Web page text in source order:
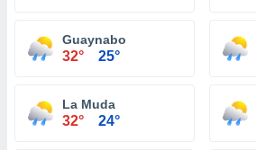
Guaynabo
32° 25°
La Muda
32° 24°